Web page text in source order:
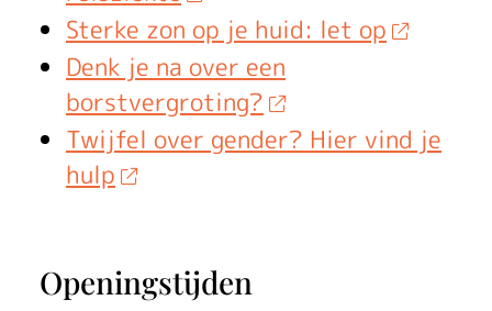
Sterke zon op je huid: let op
Denk je na over een
borstvergroting?
Twijfel over gender? Hier vind je
hulp
Openingstijden